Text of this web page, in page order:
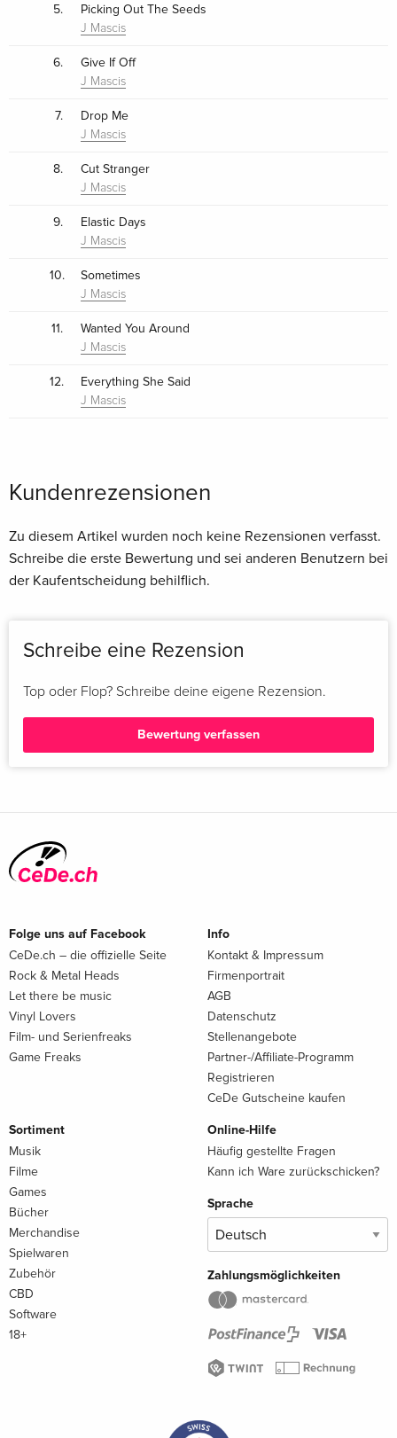
5. Picking Out The Seeds
J Mascis
6. Give If Off
J Mascis
7. Drop Me
J Mascis
8. Cut Stranger
J Mascis
9. Elastic Days
J Mascis
10. Sometimes
J Mascis
11. Wanted You Around
J Mascis
12. Everything She Said
J Mascis
Kundenrezensionen
Zu diesem Artikel wurden noch keine Rezensionen verfasst.
Schreibe die erste Bewertung und sei anderen Benutzern bei
der Kaufentscheidung behilflich.
Schreibe eine Rezension
Top oder Flop? Schreibe deine eigene Rezension.
Bewertung verfassen
Folge uns auf Facebook
CeDe.ch – die offizielle Seite
Rock & Metal Heads
Let there be music
Vinyl Lovers
Film- und Serienfreaks
Game Freaks
Info
Kontakt & Impressum
Firmenportrait
AGB
Datenschutz
Stellenangebote
Partner-/Affiliate-Programm
Registrieren
CeDe Gutscheine kaufen
Sortiment
Musik
Filme
Games
Bücher
Merchandise
Spielwaren
Zubehör
CBD
Software
18+
Online-Hilfe
Häufig gestellte Fragen
Kann ich Ware zurückschicken?
Sprache
Zahlungsmöglichkeiten